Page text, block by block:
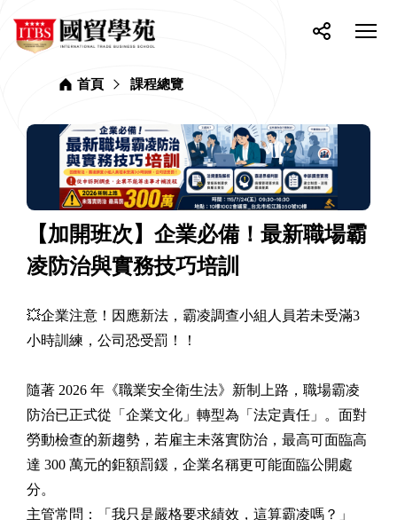
ITBS
國
貿
站
主
選
首頁 課程總覽
【加開班次】企業必備！最新職場霸
凌防治與實務技巧培訓
💥企業注意！因應新法，霸凌調查小組人員若未受滿3
小時訓練，公司恐受罰！！
隨著 2026 年《職業安全衛生法》新制上路，職場霸凌
防治已正式從「企業文化」轉型為「法定責任」。面對
勞動檢查的新趨勢，若雇主未落實防治，最高可面臨高
達 300 萬元的鉅額罰鍰，企業名稱更可能面臨公開處
分。
主管常問：「我只是嚴格要求績效，這算霸凌嗎？」